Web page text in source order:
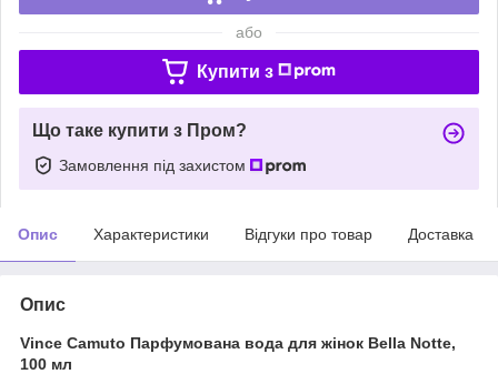
або
Купити з
Що таке купити з Пром?
Замовлення під захистом
Опис Характеристики Відгуки про товар Доставка
Опис
Vince Camuto Парфумована вода для жінок Bella Notte,
100 мл